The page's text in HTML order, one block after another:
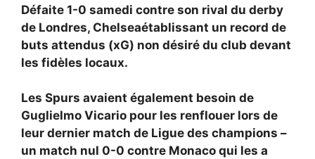
Défaite 1-0 samedi contre son rival du derby
de Londres, Chelseaétablissant un record de
buts attendus (xG) non désiré du club devant
les fidèles locaux.
Les Spurs avaient également besoin de
Guglielmo Vicario pour les renflouer lors de
leur dernier match de Ligue des champions –
un match nul 0-0 contre Monaco qui les a